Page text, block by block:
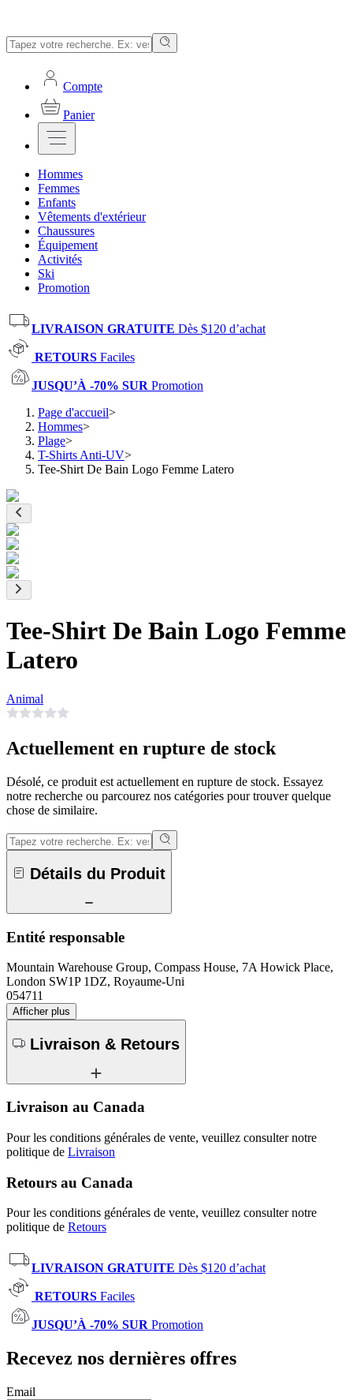
Compte
Panier
Hommes
Femmes
Enfants
Vêtements d'extérieur
Chaussures
Équipement
Activités
Ski
Promotion
LIVRAISON GRATUITE Dès $120 d’achat
RETOURS Faciles
JUSQU’À -70% SUR Promotion
Page d'accueil>
Hommes>
Plage>
T-Shirts Anti-UV>
Tee-Shirt De Bain Logo Femme Latero
Tee-Shirt De Bain Logo Femme
Latero
Animal
Actuellement en rupture de stock
Désolé, ce produit est actuellement en rupture de stock. Essayez
notre recherche ou parcourez nos catégories pour trouver quelque
chose de similaire.
Détails du Produit
Entité responsable
Mountain Warehouse Group, Compass House, 7A Howick Place,
London SW1P 1DZ, Royaume-Uni
054711
Afficher plus
Livraison & Retours
Livraison au Canada
Pour les conditions générales de vente, veuillez consulter notre
politique de Livraison
Retours au Canada
Pour les conditions générales de vente, veuillez consulter notre
politique de Retours
LIVRAISON GRATUITE Dès $120 d’achat
RETOURS Faciles
JUSQU’À -70% SUR Promotion
Recevez nos dernières offres
Email